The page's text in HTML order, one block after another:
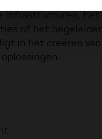
infrastructuren, het
of het
in het creëren van